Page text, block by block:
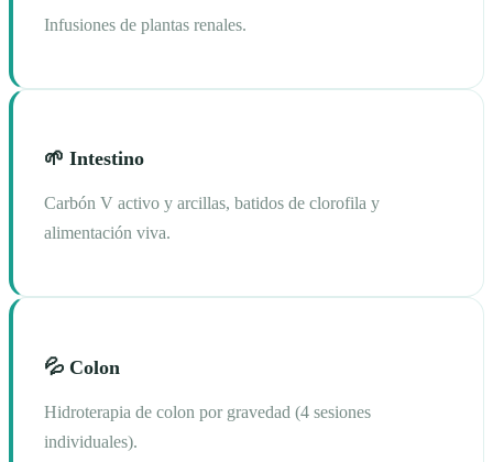
Infusiones de plantas renales.
🌱 Intestino
Carbón V activo y arcillas, batidos de clorofila y
alimentación viva.
💦 Colon
Hidroterapia de colon por gravedad (4 sesiones
individuales).